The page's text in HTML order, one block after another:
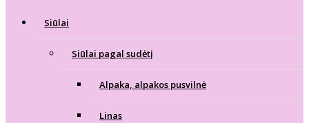
Siūlai
Siūlai pagal sudėtį
Alpaka, alpakos pusvilnė
Linas